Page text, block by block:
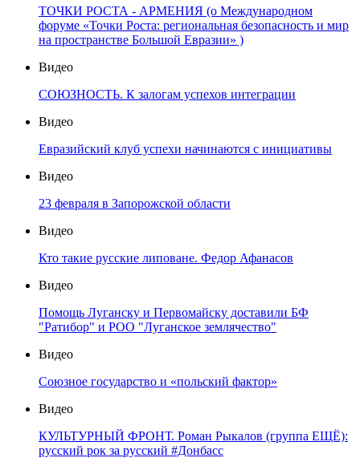
ТОЧКИ РОСТА - АРМЕНИЯ (о Международном
форуме «Точки Роста: региональная безопасность и мир
на пространстве Большой Евразии» )
Видео
СОЮЗНОСТЬ. К залогам успехов интеграции
Видео
Евразийский клуб успехи начинаются с инициативы
Видео
23 февраля в Запорожской области
Видео
Кто такие русские липоване. Федор Афанасов
Видео
Помощь Луганску и Первомайску доставили БФ
"Ратибор" и РОО "Луганское землячество"
Видео
Союзное государство и «польский фактор»
Видео
КУЛЬТУРНЫЙ ФРОНТ. Роман Рыкалов (группа ЕЩЁ):
русский рок за русский #Донбасс